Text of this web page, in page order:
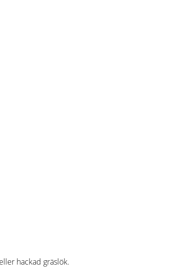
hackad gräslök.